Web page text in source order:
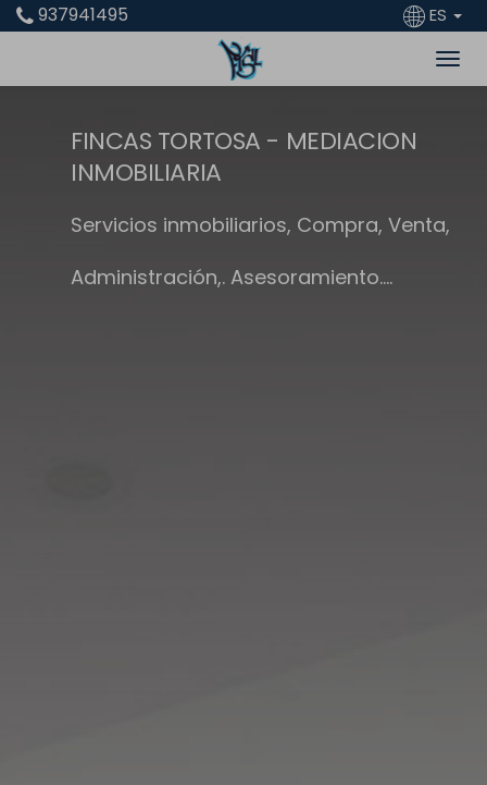
937941495 ES
FINCAS TORTOSA - MEDIACION
INMOBILIARIA
Servicios inmobiliarios, Compra, Venta,
Administración,. Asesoramiento....
FINCAS TORTOSA - CANET de MAR
- ESPAÑA -
Servicios Inmobiliarios desde 1997
FINCAS TORTOSA - DESDE 1997